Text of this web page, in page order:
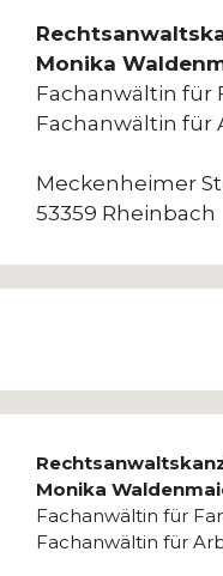
Monika
Fachanwältin für
Fachanwältin für
Meckenheimer
53359 Rheinbach
Monika
Fachanwältin für
Fachanwältin für